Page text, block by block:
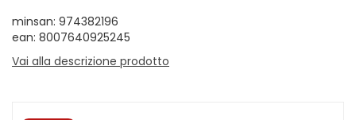
minsan: 974382196
ean: 8007640925245
Vai alla descrizione prodotto